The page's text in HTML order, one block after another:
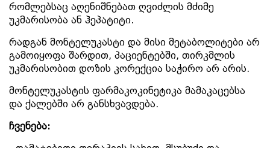
რომლებსაც აღენიშნებათ ღვიძლის მძიმე
უკმარისობა ან ჰეპატიტი.
რადგან მონტელუკასტი და მისი მეტაბოლიტები არ
გამოიყოფა შარდით, პაციენტებში, თირკმლის
უკმარისობით დოზის კორექცია საჭირო არ არის.
მონტელუკასტის ფარმაკოკინეტიკა მამაკაცებსა
და ქალებში არ განსხვავდება.
ჩვენება: